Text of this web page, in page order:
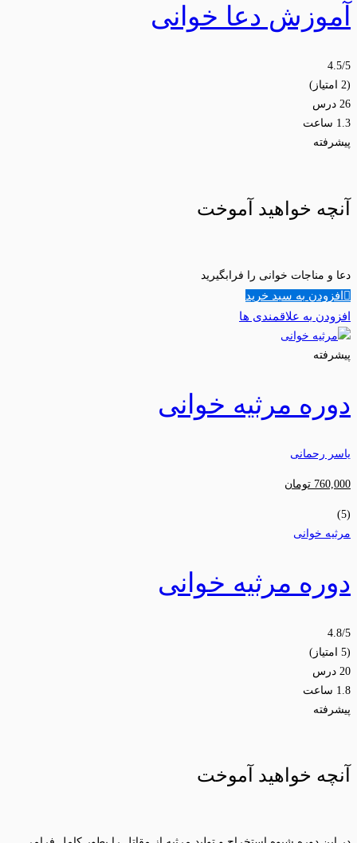
آموزش دعا خوانی
4.5/5
(2 امتیاز)
26 درس
1.3 ساعت
پیشرفته
آنچه خواهید آموخت
دعا و مناجات خوانی را فرابگیرید
افزودن به سبد خرید
افزودن به علاقمندی ها
پیشرفته
دوره مرثیه خوانی
یاسر رحمانی
760,000 تومان
(5)
مرثیه خوانی
دوره مرثیه خوانی
4.8/5
(5 امتیاز)
20 درس
1.8 ساعت
پیشرفته
آنچه خواهید آموخت